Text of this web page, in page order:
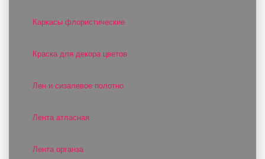
Каркасы флористические
Краска для декора цветов
Лен и сизалевое полотно
Лента атласная
Лента органза